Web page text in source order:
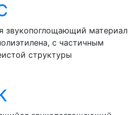
звукопоглощающий материал
с частичным
структуры